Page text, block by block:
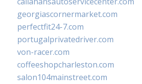
georgiascornermarket.com
perfectfit24-7.com
portugalprivatedriver.com
von-racer.com
coffeeshopcharleston.com
salon104mainstreet.com